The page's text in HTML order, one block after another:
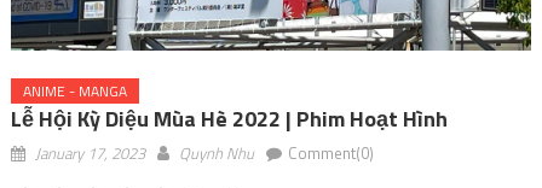
ANIME - MANGA
Lễ Hội Kỳ Diệu Mùa Hè 2022 | Phim Hoạt Hình
January 17, 2023 Quynh Nhu Comment(0)